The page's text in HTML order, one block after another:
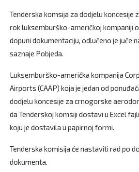
Tenderska komsija za dodjelu koncesije
rok luksemburško-američkoj kompaniji
dopuni dokumentaciju, odlučeno je juče
saznaje Pobjeda.
Luksemburško-američka kompanija
Airports (CAAP) koja je jedan od
dodjelu koncesije za crnogorske
da Tenderskoj komsiji dostavi u Excel
koju je dostavila u papirnoj formi.
Tenderska komisija će nastaviti rad po
dokumenta.